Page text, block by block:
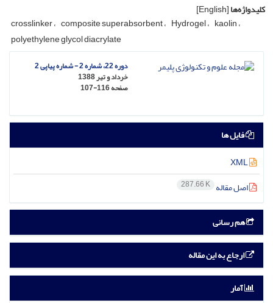
کلیدواژه‌ها[English]
crosslinker composite superabsorbent Hydrogel kaolin
polyethylene glycol diacrylate
دوره 22، شماره 2 - شماره پیاپی 2
خرداد و تیر 1388
صفحه107-116
فایل ها
اصل مقاله 287.66 K
هم رسانی
ارجاع به این مقاله
آمار